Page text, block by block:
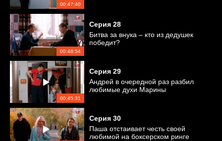
00:47:40
00:48:54
Серия 28
Битва за внука – кто из дедушек
победит?
00:45:31
Серия 29
Андрей в очередной раз разбил
любимые духи Марины
Серия 30
Паша отстаивает честь своей
любимой на боксерском ринге